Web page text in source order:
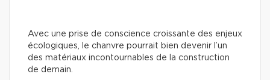
Avec une prise de conscience croissante des enjeux
écologiques, le chanvre pourrait bien devenir l’un
des matériaux incontournables de la construction
de demain.